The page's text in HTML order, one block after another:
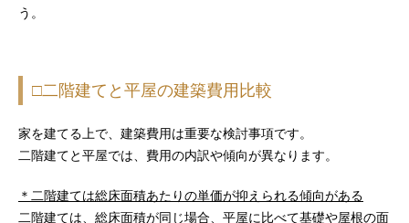
う。
□二階建てと平屋の建築費用比較
家を建てる上で、建築費用は重要な検討事項です。
二階建てと平屋では、費用の内訳や傾向が異なります。
＊二階建ては総床面積あたりの単価が抑えられる傾向がある
二階建ては、総床面積が同じ場合、平屋に比べて基礎や屋根の面